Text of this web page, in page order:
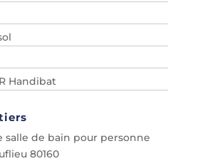
Handibat
salle de bain pour personne
80160